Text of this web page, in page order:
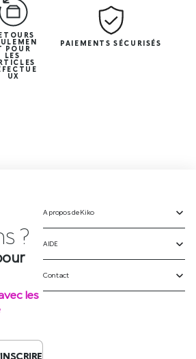
POUR
LES
UX
PAIEMENTS SÉCURISÉS
s ?
les
A propos de Kiko
AIDE
Contact